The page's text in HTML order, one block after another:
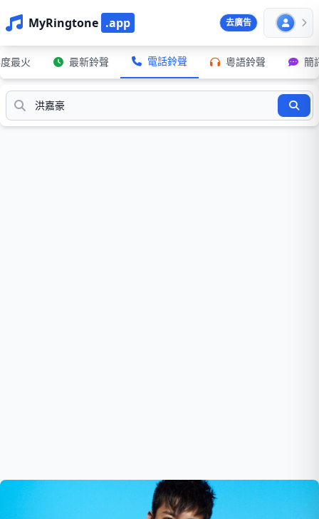
MyRingtone .app 去廣告
最火 最新鈴聲 電話鈴聲 粵語鈴聲 簡